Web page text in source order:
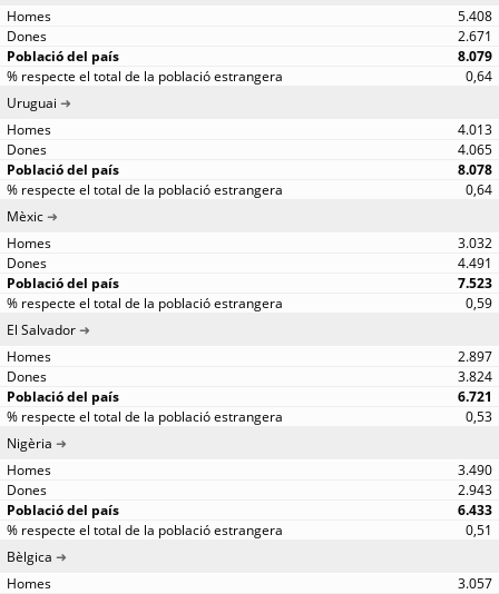
5.408
2.671
8.079
0,64
Uruguai
4.013
4.065
8.078
0,64
Mèxic
3.032
4.491
7.523
0,59
El Salvador
2.897
3.824
6.721
0,53
Nigèria
3.490
2.943
6.433
0,51
Bèlgica
3.057